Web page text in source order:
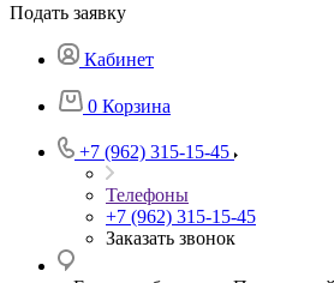
Подать заявку
Кабинет
0 Корзина
+7 (962) 315-15-45
Телефоны
+7 (962) 315-15-45
Заказать звонок